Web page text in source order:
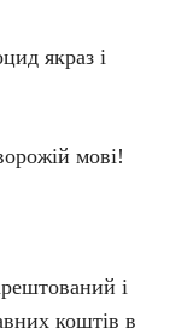
якраз і
мові!
і
коштів в